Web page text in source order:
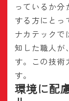
っているか
する方にとっ
ナカテックで
知した職人が
す。この技術
す。
環境に配